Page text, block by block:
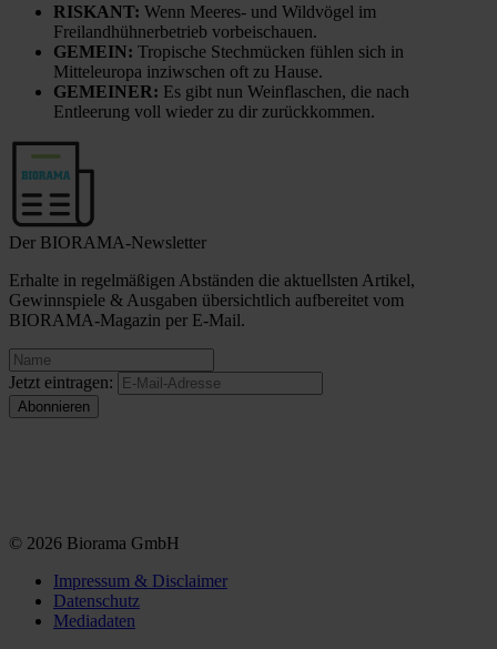
RISKANT: Wenn Meeres- und Wildvögel im
Freilandhühnerbetrieb vorbeischauen.
GEMEIN: Tropische Stechmücken fühlen sich in
Mitteleuropa inziwschen oft zu Hause.
GEMEINER: Es gibt nun Weinflaschen, die nach
Entleerung voll wieder zu dir zurückkommen.
Der BIORAMA-Newsletter
Erhalte in regelmäßigen Abständen die aktuellsten Artikel,
Gewinnspiele & Ausgaben übersichtlich aufbereitet vom
BIORAMA-Magazin per E-Mail.
Jetzt eintragen:
© 2026 Biorama GmbH
Impressum & Disclaimer
Datenschutz
Mediadaten